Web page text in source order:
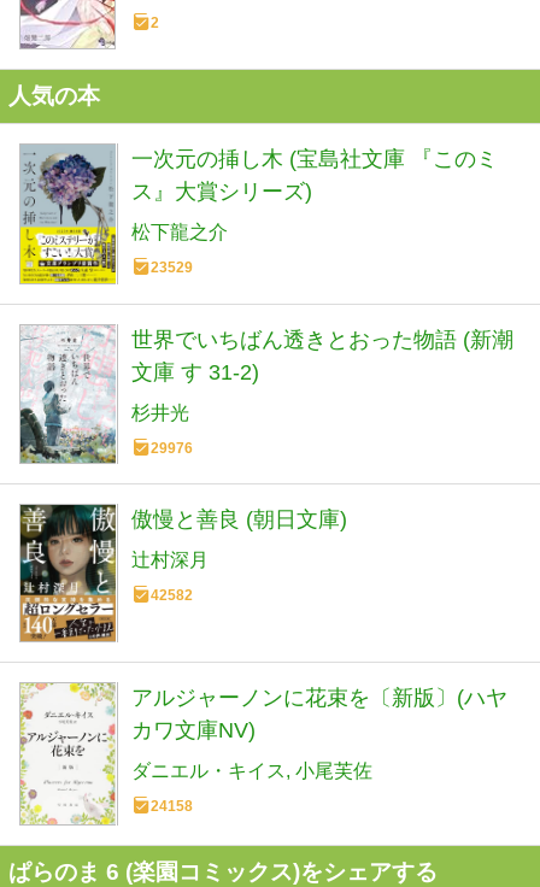
2
人気の本
一次元の挿し木 (宝島社文庫 『このミ
ス』大賞シリーズ)
松下龍之介
23529
世界でいちばん透きとおった物語 (新潮
文庫 す 31-2)
杉井光
29976
傲慢と善良 (朝日文庫)
辻村深月
42582
アルジャーノンに花束を〔新版〕(ハヤ
カワ文庫NV)
ダニエル・キイス 小尾芙佐
24158
ぱらのま 6 (楽園コミックス)をシェアする